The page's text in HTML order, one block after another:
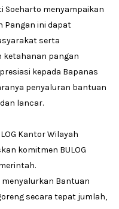
Soeharto menyampaikan
Pangan ini dapat
serta
ketahanan pangan
kepada Bapanas
penyaluran bantuan
lancar.
Kantor Wilayah
komitmen BULOG
menyalurkan Bantuan
secara tepat jumlah,